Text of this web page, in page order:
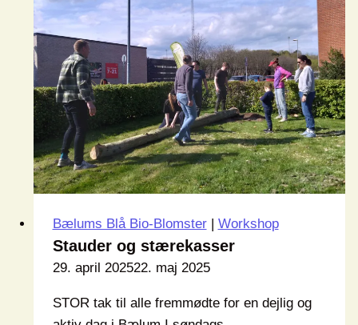
Bælums Blå Bio-Blomster| Workshop
Stauder og stærekasser
29. april 202522. maj 2025
STOR tak til alle fremmødte for en dejlig og